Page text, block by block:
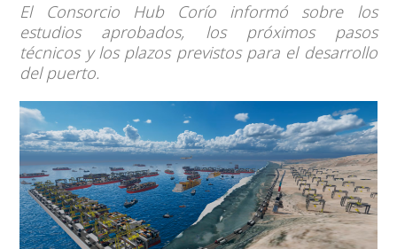
El Consorcio Hub Corío informó sobre los
estudios aprobados, los próximos pasos
técnicos y los plazos previstos para el desarrollo
del puerto.